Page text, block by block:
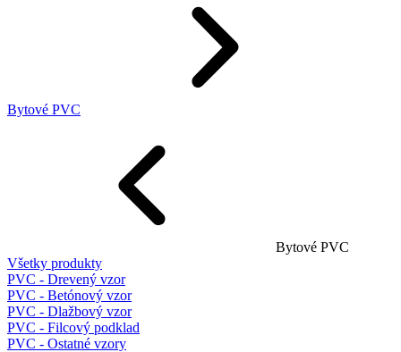
Bytové PVC
Bytové PVC
Všetky produkty
PVC - Drevený vzor
PVC - Betónový vzor
PVC - Dlažbový vzor
PVC - Filcový podklad
PVC - Ostatné vzory